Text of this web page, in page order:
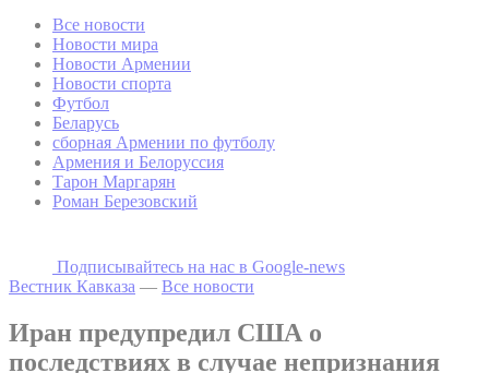
Все новости
Новости мира
Новости Армении
Новости спорта
Футбол
Беларусь
сборная Армении по футболу
Армения и Белоруссия
Тарон Маргарян
Роман Березовский
Подписывайтесь на наc в Google-news
Вестник Кавказа — Все новости
Иран предупредил США о
последствиях в случае непризнания